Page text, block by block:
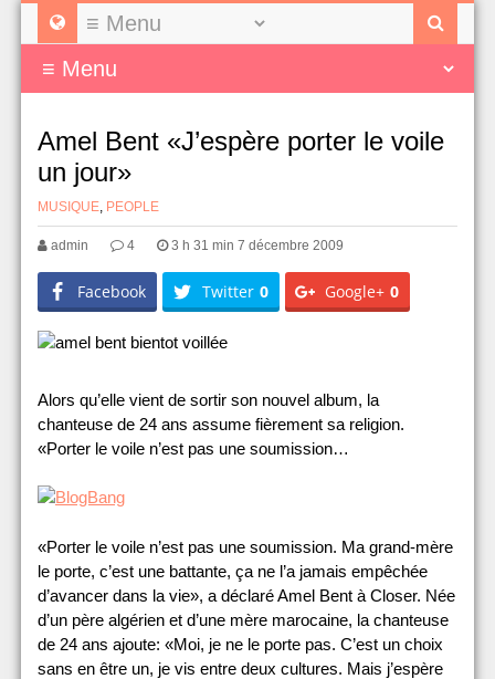
Amel Bent «J’espère porter le voile
un jour»
MUSIQUE, PEOPLE
admin 4 3 h 31 min 7 décembre 2009
Facebook Twitter 0 Google+ 0
Alors qu’elle vient de sortir son nouvel album, la
chanteuse de 24 ans assume fièrement sa religion.
«Porter le voile n’est pas une soumission…
«Porter le voile n’est pas une soumission. Ma grand-mère
le porte, c’est une battante, ça ne l’a jamais empêchée
d’avancer dans la vie», a déclaré Amel Bent à Closer. Née
d’un père algérien et d’une mère marocaine, la chanteuse
de 24 ans ajoute: «Moi, je ne le porte pas. C’est un choix
sans en être un, je vis entre deux cultures. Mais j’espère